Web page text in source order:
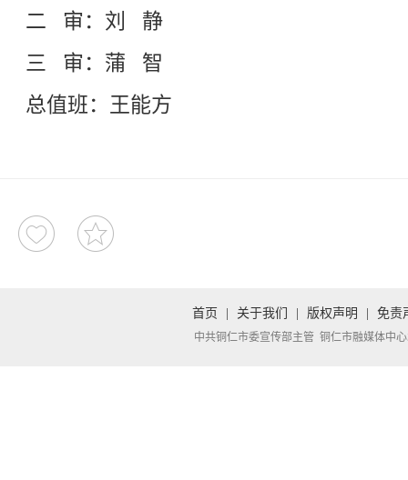
二 审：刘 静
三 审：蒲 智
总值班：王能方
首页 关于我们 版权声明 免责
中共铜仁市委宣传部主管 铜仁市融媒体中心